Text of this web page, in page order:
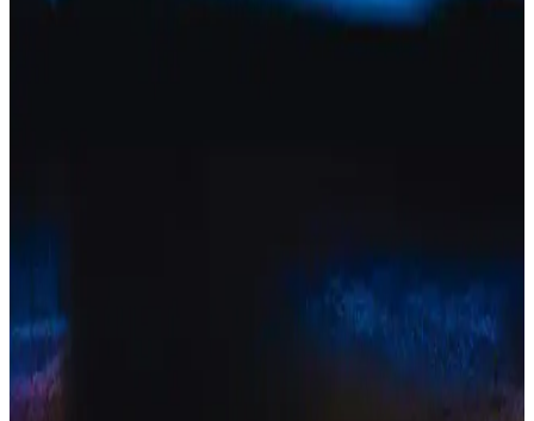
Ten Tonuna Uygun Allık Renkleri ve Makyajda
Pastel Cream Blush 41 Dazzling, sarı tonlu mat bitişiyle doğal ve
sağlıklı makyaj sağlar, kolay uygulanır ve kalıcılığıyla öne çıkar.
Pastel Allık Karşılaştırması: Krem ve Likit
Formüllerin Özellikleri ve Kullanıcı Yorumları
Pastel Pro Fashion Krem ve Show Your Joy Likit Allık ürünlerinin